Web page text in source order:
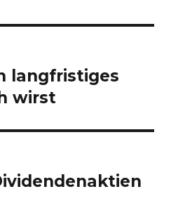
langfristiges
wirst